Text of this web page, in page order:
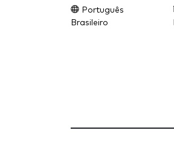
Português
Brasileiro